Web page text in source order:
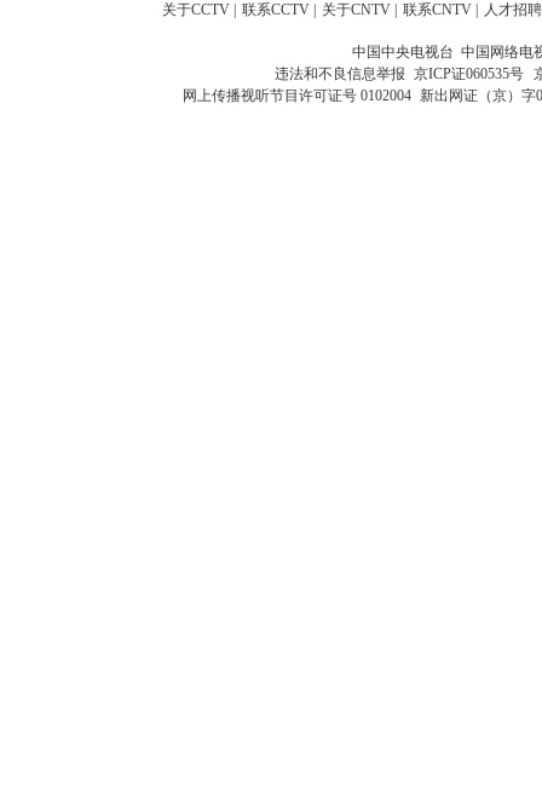
关于CCTV 联系CCTV 关于CNTV 联系CNTV 人才招聘
中国中央电视台 中国网络电
违法和不良信息举报 京ICP证060535号
网上传播视听节目许可证号 0102004 新出网证（京）